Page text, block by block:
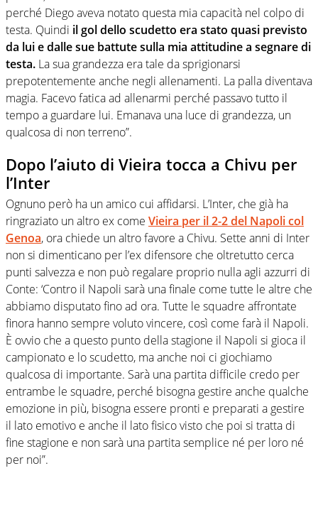
perché Diego aveva notato questa mia capacità nel colpo di
testa. Quindi il gol dello scudetto era stato quasi previsto
da lui e dalle sue battute sulla mia attitudine a segnare di
testa. La sua grandezza era tale da sprigionarsi
prepotentemente anche negli allenamenti. La palla diventava
magia. Facevo fatica ad allenarmi perché passavo tutto il
tempo a guardare lui. Emanava una luce di grandezza, un
qualcosa di non terreno”.
Dopo l’aiuto di Vieira tocca a Chivu per
l’Inter
Ognuno però ha un amico cui affidarsi. L’Inter, che già ha
ringraziato un altro ex come Vieira per il 2-2 del Napoli col
Genoa, ora chiede un altro favore a Chivu. Sette anni di Inter
non si dimenticano per l’ex difensore che oltretutto cerca
punti salvezza e non può regalare proprio nulla agli azzurri di
Conte: ‘Contro il Napoli sarà una finale come tutte le altre che
abbiamo disputato fino ad ora. Tutte le squadre affrontate
finora hanno sempre voluto vincere, così come farà il Napoli.
È ovvio che a questo punto della stagione il Napoli si gioca il
campionato e lo scudetto, ma anche noi ci giochiamo
qualcosa di importante. Sarà una partita difficile credo per
entrambe le squadre, perché bisogna gestire anche qualche
emozione in più, bisogna essere pronti e preparati a gestire
il lato emotivo e anche il lato fisico visto che poi si tratta di
fine stagione e non sarà una partita semplice né per loro né
per noi”.